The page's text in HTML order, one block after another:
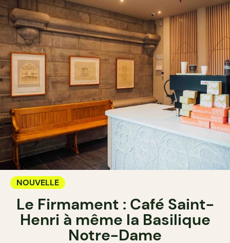
NOUVELLE
Le Firmament : Café Saint-
Henri à même la Basilique
Notre-Dame